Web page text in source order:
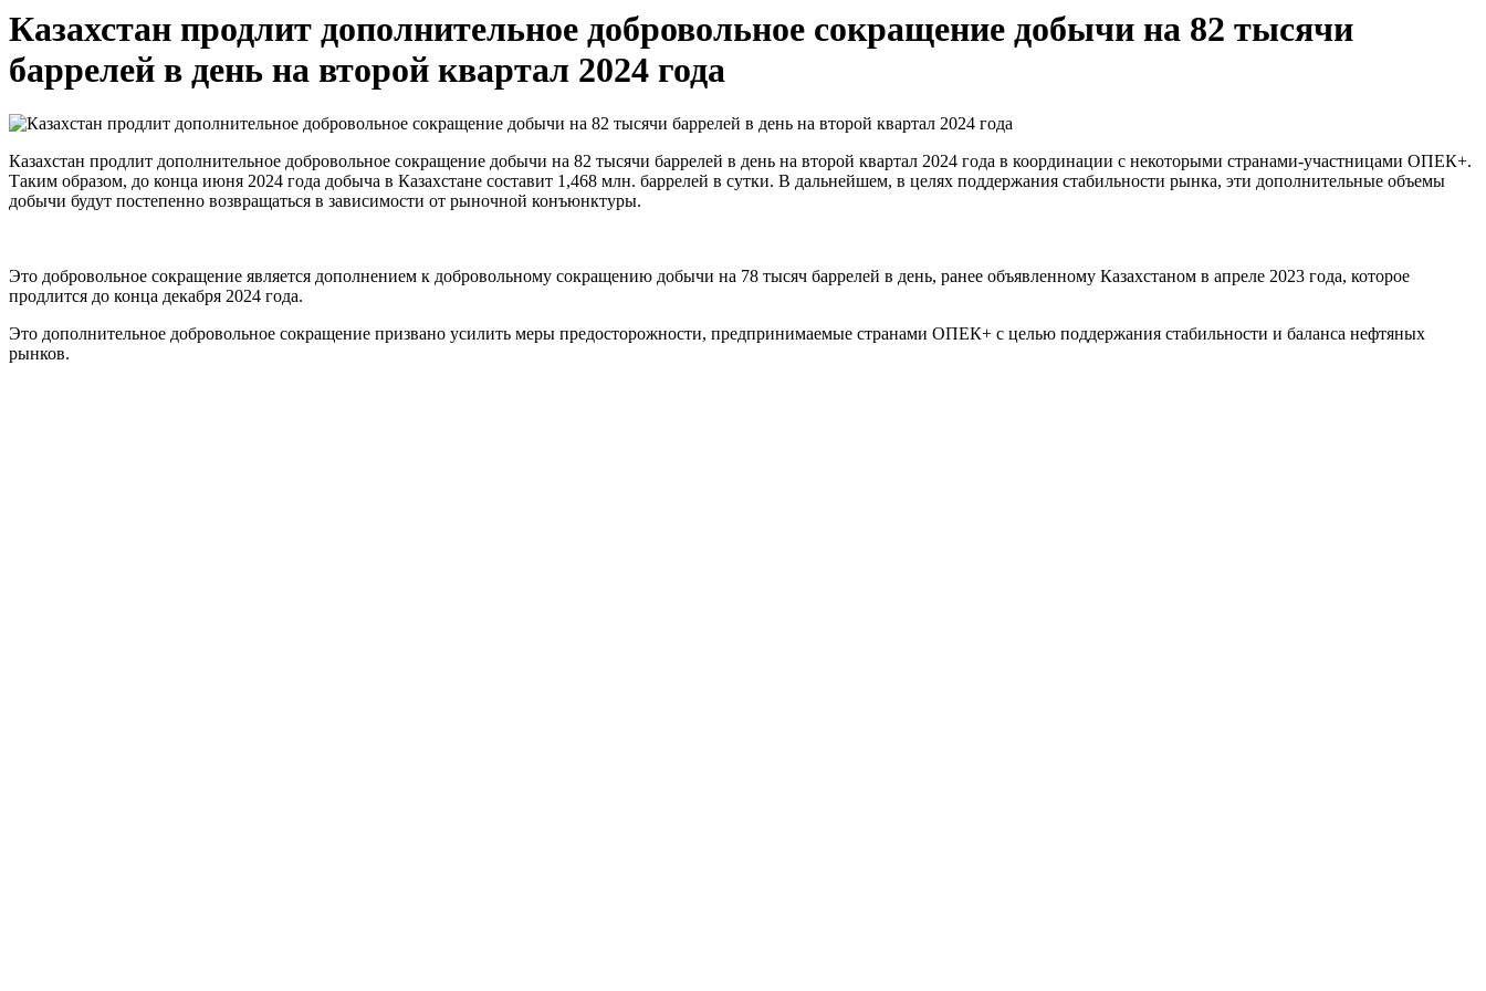
Казахстан продлит дополнительное добровольное сокращение добычи на 82 тысячи
баррелей в день на второй квартал 2024 года
Казахстан продлит дополнительное добровольное сокращение добычи на 82 тысячи баррелей в день на второй квартал 2024 года в координации с некоторыми странами-участницами ОПЕК+.
Таким образом, до конца июня 2024 года добыча в Казахстане составит 1,468 млн. баррелей в сутки. В дальнейшем, в целях поддержания стабильности рынка, эти дополнительные объемы
добычи будут постепенно возвращаться в зависимости от рыночной конъюнктуры.
Это добровольное сокращение является дополнением к добровольному сокращению добычи на 78 тысяч баррелей в день, ранее объявленному Казахстаном в апреле 2023 года, которое
продлится до конца декабря 2024 года.
Это дополнительное добровольное сокращение призвано усилить меры предосторожности, предпринимаемые странами ОПЕК+ с целью поддержания стабильности и баланса нефтяных
рынков.